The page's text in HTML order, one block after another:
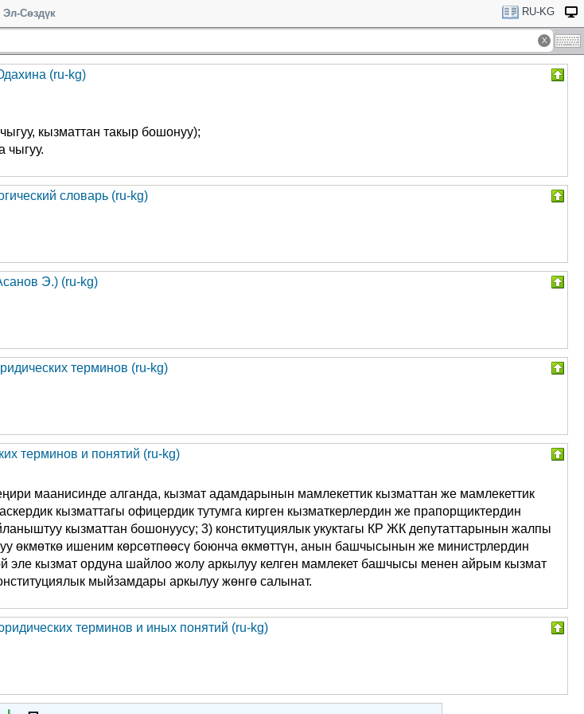
Эл-Сөздүк RU-KG
(ru-kg)
кызматтан такыр бошонуу);
чыгуу.
словарь (ru-kg)
Э.) (ru-kg)
терминов (ru-kg)
терминов и понятий (ru-kg)
маанисинде алганда, кызмат адамдарынын мамлекеттик кызматтан же мамлекеттик
кызматтагы офицердик тутумга кирген кызматкерлердин же прапорщиктердин
кызматтан бошонуусу; 3) конституциялык укуктагы КР ЖК депутаттарынын жалпы
өкмөткө ишеним көрсөтпөөсү боюнча өкмөттүн, анын башчысынын же министрлердин
эле кызмат ордуна шайлоо жолу аркылуу келген мамлекет башчысы менен айрым кызмат
мыйзамдары аркылуу жөнгө салынат.
терминов и иных понятий (ru-kg)